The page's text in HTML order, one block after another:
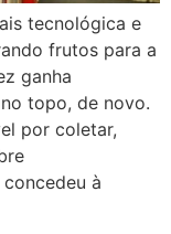
tecnológica e
frutos para a
ganha
topo, de novo.
por coletar,
à